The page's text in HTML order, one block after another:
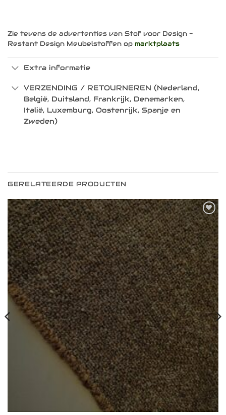
Zie tevens de advertenties van Stof voor Design -
Restant Design Meubelstoffen op marktplaats
Extra informatie
VERZENDING / RETOURNEREN (Nederland,
België, Duitsland, Frankrijk, Denemarken,
Italië, Luxemburg, Oostenrijk, Spanje en
Zweden)
GERELATEERDE PRODUCTEN
Toevoegen
aan
verlanglijst